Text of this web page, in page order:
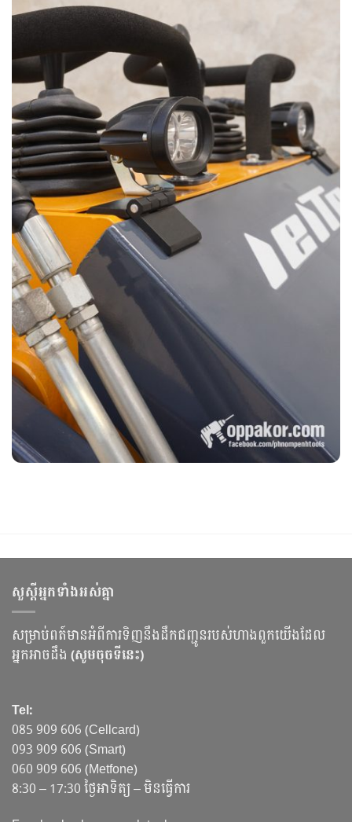
សួស្ដីអ្នកទាំងអស់គ្នា
សម្រាប់ពត៍មានអំពីការទិញនឹងដឹកជញ្ជូនរបស់ហាងពួកយើងដែល
អ្នកអាចដឹង (សូមចុចទីនេះ)
Tel:
085 909 606 (Cellcard)
093 909 606 (Smart)
060 909 606 (Metfone)
8:30 – 17:30 ថ្ងៃអាទិត្យ – មិនធ្វើការ